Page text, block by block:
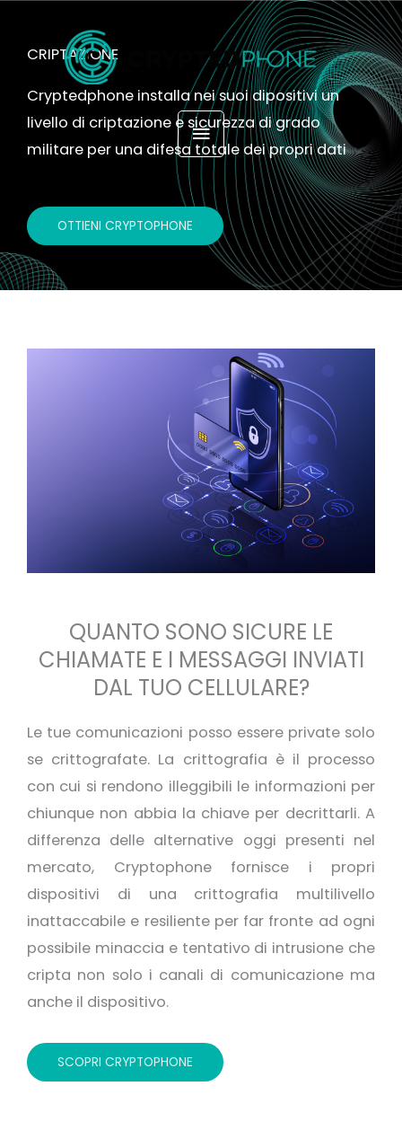
contenuto
MENU
PRINCIPALE
CRIPTAZIONE
Cryptedphone installa nei suoi dipositivi un
livello di criptazione e sicurezza di grado
militare per una difesa totale dei propri dati
OTTIENI CRYPTOPHONE
QUANTO SONO SICURE LE
CHIAMATE E I MESSAGGI INVIATI
DAL TUO CELLULARE?
Le tue comunicazioni posso essere private solo
se crittografate. La crittografia è il processo
con cui si rendono illeggibili le informazioni per
chiunque non abbia la chiave per decrittarli. A
differenza delle alternative oggi presenti nel
mercato, Cryptophone fornisce i propri
dispositivi di una crittografia multilivello
inattaccabile e resiliente per far fronte ad ogni
possibile minaccia e tentativo di intrusione che
cripta non solo i canali di comunicazione ma
anche il dispositivo.
SCOPRI CRYPTOPHONE